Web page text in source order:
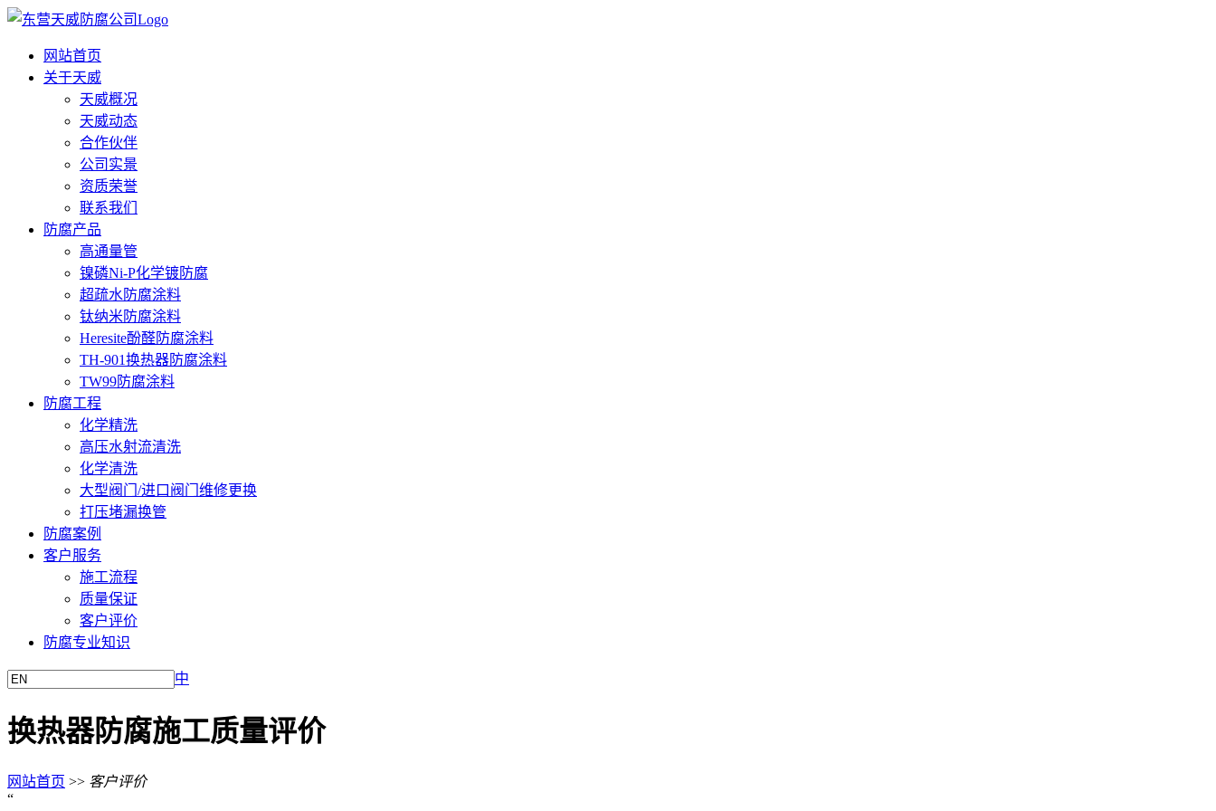
网站首页
关于天威
天威概况
天威动态
合作伙伴
公司实景
资质荣誉
联系我们
防腐产品
高通量管
镍磷Ni-P化学镀防腐
超疏水防腐涂料
钛纳米防腐涂料
Heresite酚醛防腐涂料
TH-901换热器防腐涂料
TW99防腐涂料
防腐工程
化学精洗
高压水射流清洗
化学清洗
大型阀门/进口阀门维修更换
打压堵漏换管
防腐案例
客户服务
施工流程
质量保证
客户评价
防腐专业知识
中
换热器防腐施工质量评价
网站首页 >> 客户评价
“